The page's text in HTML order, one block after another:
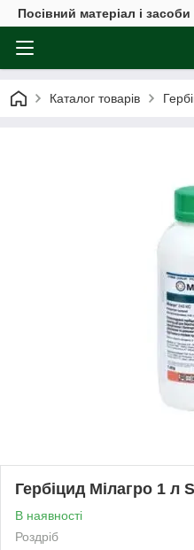
Посівний матеріал і
Каталог товарів
Гербіцид Мілагро 1 л
В наявності
Роздріб